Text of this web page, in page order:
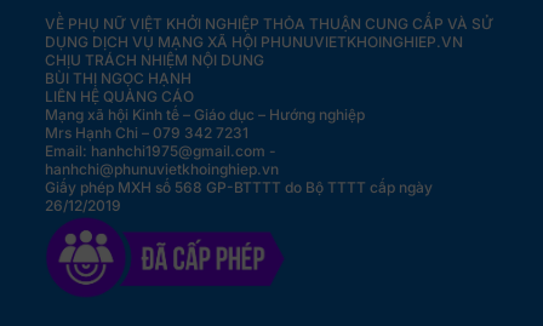
VỀ PHỤ NỮ VIỆT KHỞI NGHIỆPTHỎA THUẬN CUNG CẤP VÀ SỬ
DỤNG DỊCH VỤ MẠNG XÃ HỘI PHUNUVIETKHOINGHIEP.VN
CHỊU TRÁCH NHIỆM NỘI DUNG
BÙI THỊ NGỌC HẠNH
LIÊN HỆ QUẢNG CÁO
Mạng xã hội Kinh tế – Giáo dục – Hướng nghiệp
Mrs Hạnh Chi – 079 342 7231
Email: hanhchi1975@gmail.com -
hanhchi@phunuvietkhoinghiep.vn
Giấy phép MXH số 568 GP-BTTTT do Bộ TTTT cấp ngày
26/12/2019